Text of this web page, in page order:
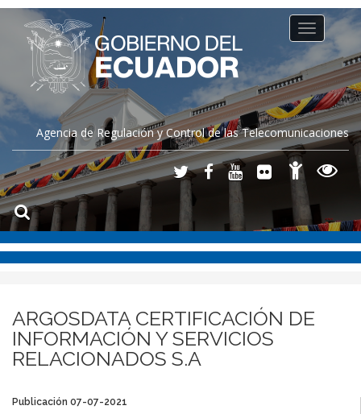
Agencia de Regulación y Control de las Telecomunicaciones
Toggle
navigation
ARGOSDATA CERTIFICACIÓN DE
INFORMACIÓN Y SERVICIOS
RELACIONADOS S.A
Publicación 07-07-2021